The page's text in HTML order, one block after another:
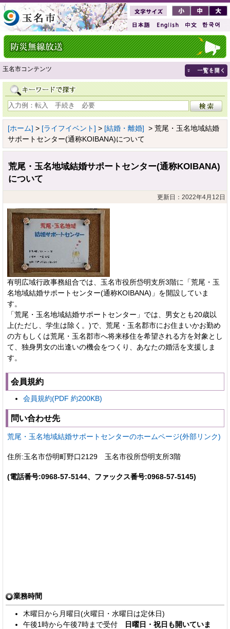
玉名市コンテンツ
[ホーム] > [ライフイベント] > [結婚・離婚] > 荒尾・玉名地域結婚
サポートセンター(通称KOIBANA)について
荒尾・玉名地域結婚サポートセンター(通称KOIBANA)
について
更新日：2022年4月12日
有明広域行政事務組合では、玉名市役所岱明支所3階に「荒尾・玉
名地域結婚サポートセンター(通称KOIBANA)」を開設していま
す。
「荒尾・玉名地域結婚サポートセンター」では、男女とも20歳以
上(ただし、学生は除く。)で、荒尾・玉名郡市にお住まいかお勤め
の方もしくは荒尾・玉名郡市へ将来移住を希望される方を対象とし
て、独身男女の出逢いの機会をつくり、あなたの婚活を支援しま
す。
会員規約
会員規約(PDF 約200KB)
問い合わせ先
荒尾・玉名地域結婚サポートセンターのホームページ(外部リンク)
住所:玉名市岱明町野口2129 玉名市役所岱明支所3階
(電話番号:0968-57-5144、ファックス番号:0968-57-5145)
業務時間
木曜日から月曜日(火曜日・水曜日は定休日)
午後1時から午後7時まで受付
日曜日・祝日も開いていま